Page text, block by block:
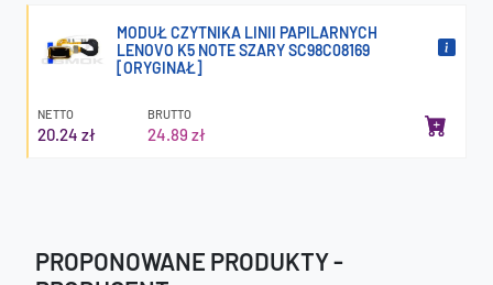
MODUŁ CZYTNIKA LINII PAPILARNYCH
LENOVO K5 NOTE SZARY SC98C08169
[ORYGINAŁ]
NETTO
20.24 zł
BRUTTO
24.89 zł
PROPONOWANE PRODUKTY -